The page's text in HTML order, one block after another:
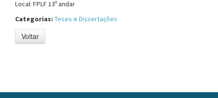
Local: FPLF 13º andar
Categorias: Teses e Dissertações
Voltar